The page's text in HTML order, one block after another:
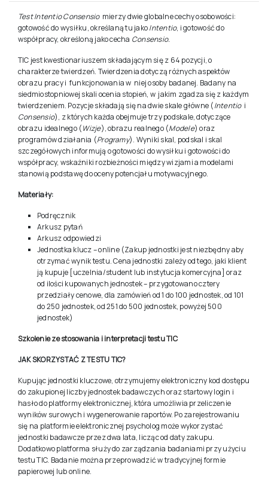
Test Intentio Consensio mierzy dwie globalne cechy osobowości:
gotowość do wysiłku, określaną tu jakoIntentio, i gotowość do
współpracy, określoną jako cecha Consensio.
TIC jest kwestionariuszem składającym się z 64 pozycji, o
charakterze twierdzeń. Twierdzenia dotyczą różnych aspektów
obrazu pracy i funkcjonowania w niej osoby badanej. Badany na
siedmiostopniowej skali ocenia stopień, w jakim zgadza się z każdym
twierdzeniem. Pozycje składają się na dwie skale główne (Intentio i
Consensio), z których każda obejmuje trzy podskale, dotyczące
obrazu idealnego (Wizje), obrazu realnego (Modele) oraz
programów działania (Programy). Wyniki skal, podskal i skal
szczegółowych informują o gotowości do wysiłku i gotowości do
współpracy, wskaźniki rozbieżności między wizjami a modelami
stanowią podstawę do oceny potencjału motywacyjnego.
Materiały:
Podręcznik
Arkusz pytań
Arkusz odpowiedzi
Jednostka klucz – online (Zakup jednostki jest niezbędny aby
otrzymać wynik testu. Cena jednostki zależy od tego, jaki klient
ją kupuje [uczelnia/student lub instytucja komercyjna] oraz
od ilości kupowanych jednostek – przygotowano cztery
przedziały cenowe, dla zamówień od 1 do 100 jednostek, od 101
do 250 jednostek, od 251 do 500 jednostek, powyżej 500
jednostek)
Szkolenie ze stosowania i interpretacji testu TIC
JAK SKORZYSTAĆ Z TESTU TIC?
Kupując jednostki kluczowe, otrzymujemy elektroniczny kod dostępu
do zakupionej liczby jednostek badawczych oraz startowy login i
hasło do platformy elektronicznej, która umożliwia przeliczenie
wyników surowych i wygenerowanie raportów. Po zarejestrowaniu
się na platformie elektronicznej psycholog może wykorzystać
jednostki badawcze przez dwa lata, licząc od daty zakupu.
Dodatkowo platforma służy do zarządzania badaniami przy użyciu
testu TIC. Badanie można przeprowadzić w tradycyjnej formie
papierowej lub online.